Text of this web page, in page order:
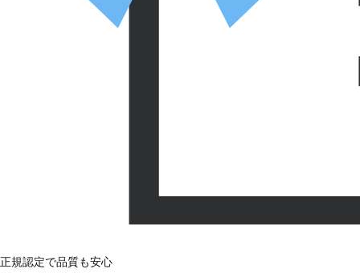
正規認定で品質も安心